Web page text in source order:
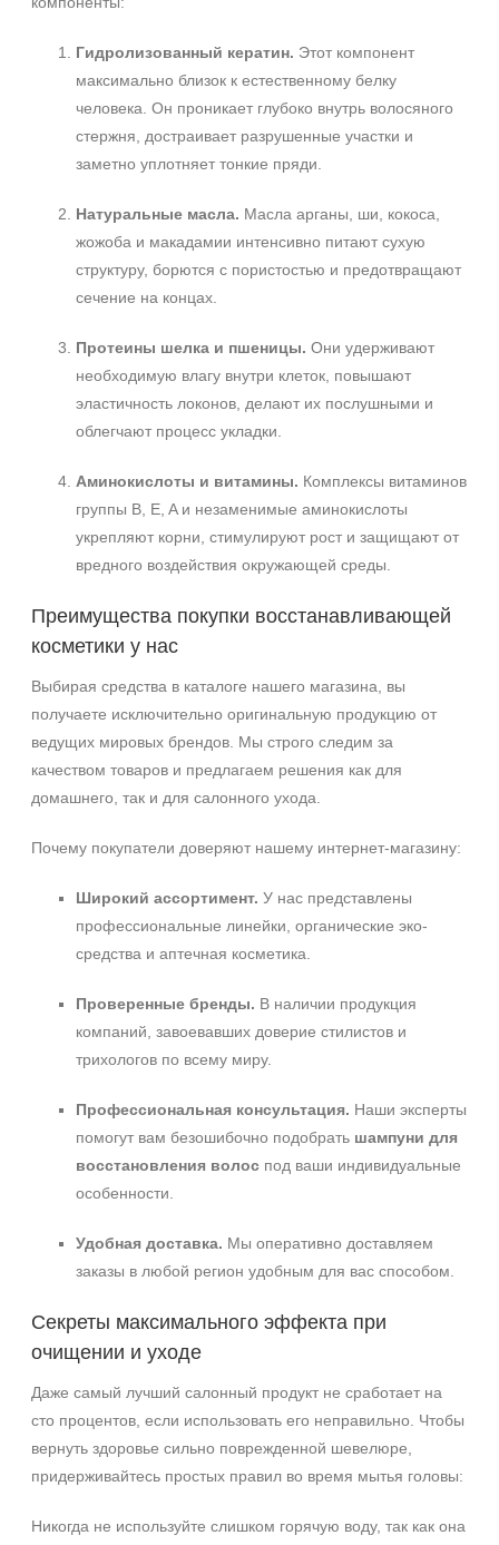
Гидролизованный кератин. Этот компонент
максимально близок к естественному белку
человека. Он проникает глубоко внутрь волосяного
стержня, достраивает разрушенные участки и
заметно уплотняет тонкие пряди.
Натуральные масла. Масла арганы, ши, кокоса,
жожоба и макадамии интенсивно питают сухую
структуру, борются с пористостью и предотвращают
сечение на концах.
Протеины шелка и пшеницы. Они удерживают
необходимую влагу внутри клеток, повышают
эластичность локонов, делают их послушными и
облегчают процесс укладки.
Аминокислоты и витамины. Комплексы витаминов
группы B, E, A и незаменимые аминокислоты
укрепляют корни, стимулируют рост и защищают от
вредного воздействия окружающей среды.
Преимущества покупки восстанавливающей
косметики у нас
Выбирая средства в каталоге нашего магазина, вы
получаете исключительно оригинальную продукцию от
ведущих мировых брендов. Мы строго следим за
качеством товаров и предлагаем решения как для
домашнего, так и для салонного ухода.
Почему покупатели доверяют нашему интернет-магазину:
Широкий ассортимент. У нас представлены
профессиональные линейки, органические эко-
средства и аптечная косметика.
Проверенные бренды. В наличии продукция
компаний, завоевавших доверие стилистов и
трихологов по всему миру.
Профессиональная консультация. Наши эксперты
помогут вам безошибочно подобрать шампуни для
восстановления волос под ваши индивидуальные
особенности.
Удобная доставка. Мы оперативно доставляем
заказы в любой регион удобным для вас способом.
Секреты максимального эффекта при
очищении и уходе
Даже самый лучший салонный продукт не сработает на
сто процентов, если использовать его неправильно. Чтобы
вернуть здоровье сильно поврежденной шевелюре,
придерживайтесь простых правил во время мытья головы:
Никогда не используйте слишком горячую воду, так как она